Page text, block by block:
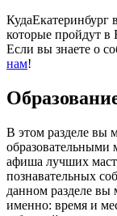
КудаЕкатеринбург
которые пройдут в
Если вы знаете о
нам!
В этом разделе вы
образовательными
афиша лучших
познавательных
данном разделе
именно: время и